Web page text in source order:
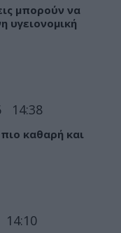
μπορούν να
υγειονομική
14:38
καθαρή και
14:10